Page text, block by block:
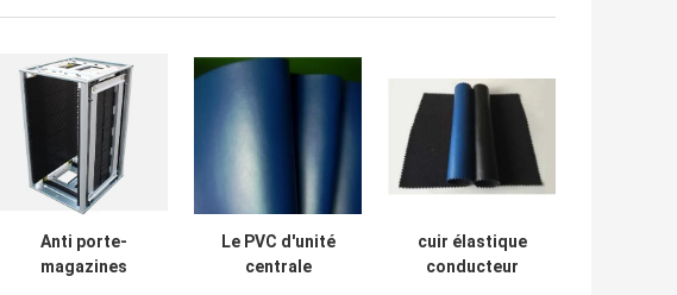
Anti porte-
magazines
Le PVC d'unité
centrale
cuir élastique
conducteur